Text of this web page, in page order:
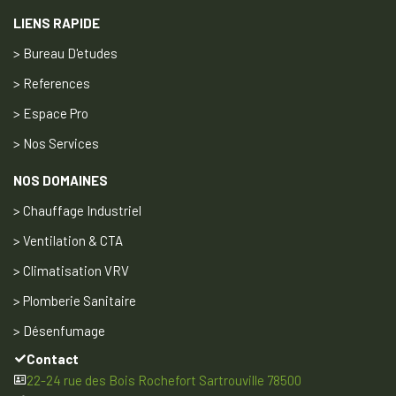
LIENS RAPIDE
> Bureau D'etudes
> References
> Espace Pro
> Nos Services
NOS DOMAINES
> Chauffage Industriel
> Ventilation & CTA
> Climatisation VRV
> Plomberie Sanitaire
> Désenfumage
Contact
22-24 rue des Bois Rochefort Sartrouville 78500